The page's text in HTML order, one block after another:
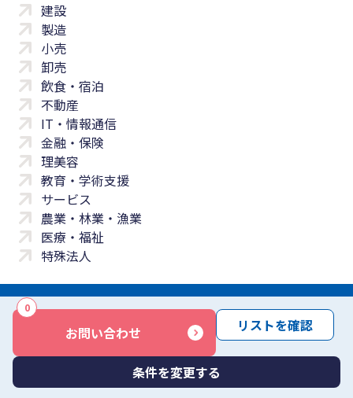
お問い合わせ
0
リストを確認
条件を変更する
建設
製造
小売
卸売
飲食・宿泊
不動産
IT・情報通信
金融・保険
理美容
教育・学術支援
サービス
農業・林業・漁業
医療・福祉
特殊法人
サイトマップ 免責事項 サービス利用規約
商標について反社会勢力に対する基本方針 お問い合わせ
Copyright © Yayoi Co., Ltd. All rights reserved.